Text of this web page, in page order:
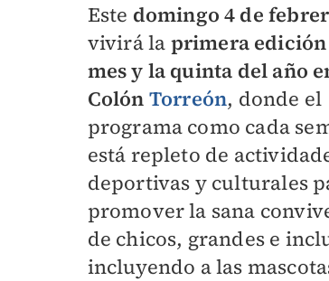
Este domingo 4 de
vivirá la primera
mes y la quinta del año
Colón Torreón, donde el
programa como cada
está repleto de
deportivas y culturales
promover la sana
de chicos, grandes e
incluyendo a las